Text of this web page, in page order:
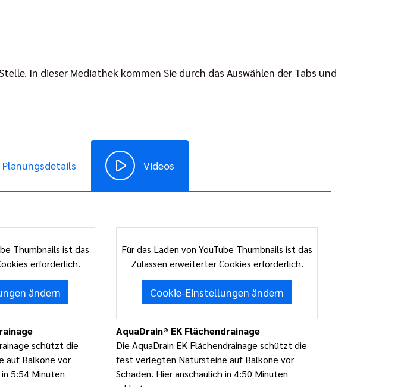
In dieser Mediathek kommen Sie durch das Auswählen der Tabs und
Planungsdetails Videos
Thumbnails ist das
erforderlich.
ändern
schützt die
auf Balkone vor
5:54 Minuten
Für das Laden von YouTube Thumbnails ist das
Zulassen erweiterter Cookies erforderlich.
Cookie-Einstellungen ändern
AquaDrain® EK Flächendrainage
Die AquaDrain EK Flächendrainage schützt die
fest verlegten Natursteine auf Balkone vor
Schäden. Hier anschaulich in 4:50 Minuten